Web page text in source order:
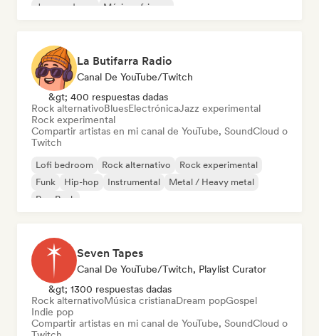
Jazz moderno
Música africana
La Butifarra Radio
Canal De YouTube/Twitch
&gt; 400 respuestas dadas
Rock alternativoBluesElectrónicaJazz experimental
Rock experimental
Compartir artistas en mi canal de YouTube, SoundCloud o
Twitch
Lofi bedroom Rock alternativo
Rock experimental
Funk
Hip-hop Instrumental
Metal / Heavy metal
Pop Punk
Seven Tapes
Canal De YouTube/Twitch, Playlist Curator
&gt; 1300 respuestas dadas
Rock alternativoMúsica cristianaDream popGospel
Indie pop
Compartir artistas en mi canal de YouTube, SoundCloud o